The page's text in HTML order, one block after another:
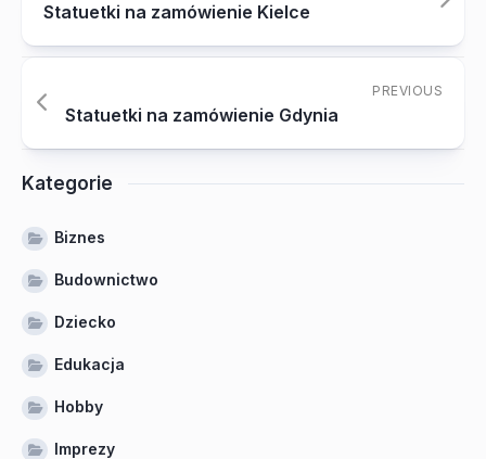
Statuetki na zamówienie Kielce
PREVIOUS
Statuetki na zamówienie Gdynia
Kategorie
Biznes
Budownictwo
Dziecko
Edukacja
Hobby
Imprezy